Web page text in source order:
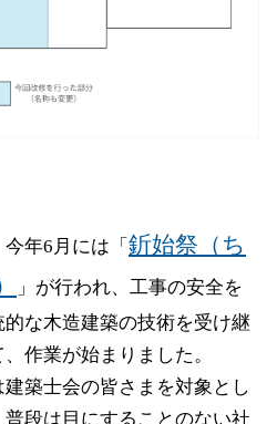
年6月には「 釿始祭（ち
」が行われ、工事の安全を
な木造建築の技術を受け継
作業が始まりました。
築士会の皆さまを対象とし
普段は目にすることのない社